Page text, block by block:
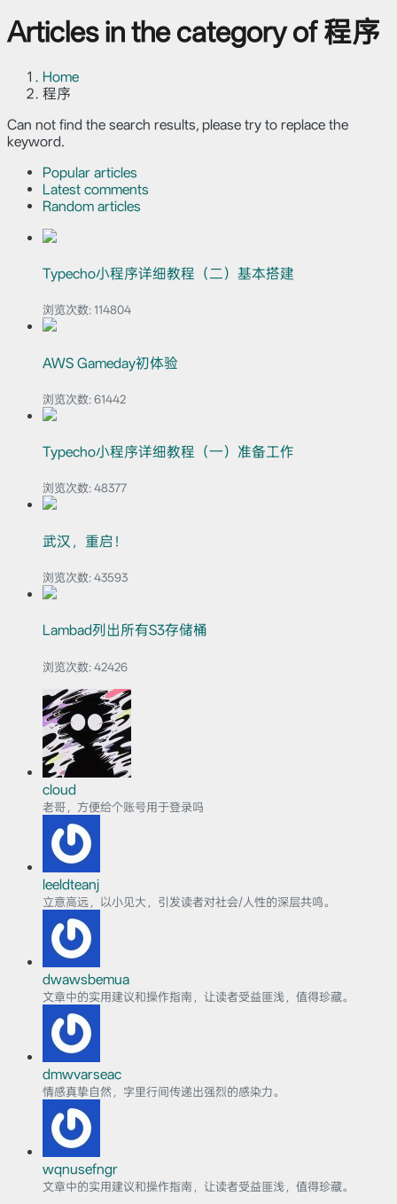
Articles in the category of 程序
Home
程序
Can not find the search results, please try to replace the
keyword.
Popular articles
Latest comments
Random articles
Typecho小程序详细教程（二）基本搭建
浏览次数: 114804
AWS Gameday初体验
浏览次数: 61442
Typecho小程序详细教程（一）准备工作
浏览次数: 48377
武汉，重启！
浏览次数: 43593
Lambad列出所有S3存储桶
浏览次数: 42426
cloud
老哥，方便给个账号用于登录吗
leeldteanj
立意高远，以小见大，引发读者对社会/人性的深层共鸣。
dwawsbemua
文章中的实用建议和操作指南，让读者受益匪浅，值得珍藏。
dmwvarseac
情感真挚自然，字里行间传递出强烈的感染力。
wqnusefngr
文章中的实用建议和操作指南，让读者受益匪浅，值得珍藏。